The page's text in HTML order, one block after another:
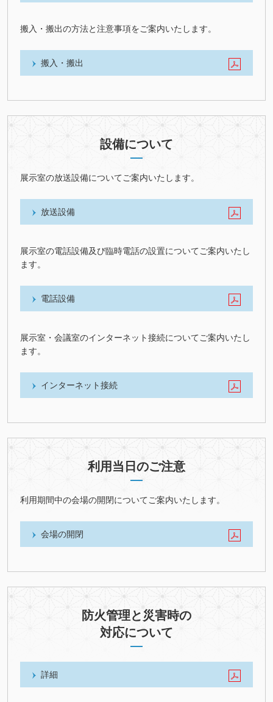
搬入・搬出の方法と注意事項をご案内いたします。
搬入・搬出
設備について
展示室の放送設備についてご案内いたします。
放送設備
展示室の電話設備及び臨時電話の設置についてご案内いたし
ます。
電話設備
展示室・会議室のインターネット接続についてご案内いたし
ます。
インターネット接続
利用当日のご注意
利用期間中の会場の開閉についてご案内いたします。
会場の開閉
防火管理と災害時の
対応について
詳細